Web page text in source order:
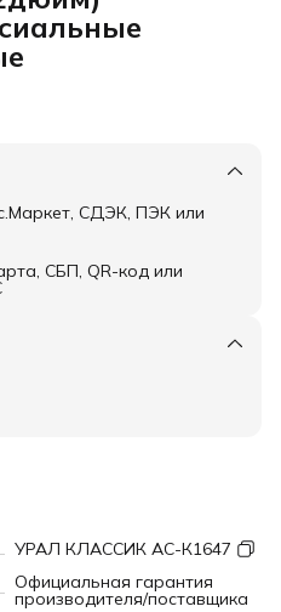
СДЭК, ПЭК или
СБП, QR-код или
УРАЛ КЛАССИК АС-К1647
Официальная гарантия
производителя/поставщика